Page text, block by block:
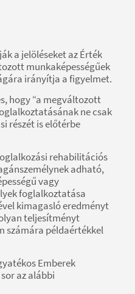
a jelöléseket az Érték
munkaképességűek
irányítja a figyelmet.
hogy “a megváltozott
ne csak
részét is előtérbe
rehabilitációs
adható,
vagy
foglalkoztatása
kimagasló eredményt
teljesítményt
számára példaértékkel
Emberek
az alábbi